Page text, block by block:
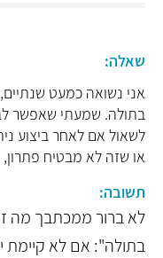
שאלה:
אני נשואה כמעט שנתיים,
בתולה. שמעתי שאפשר
לשאול אם לאחר ביצוע
או שזה לא מבטיח
תשובה:
לא ברור ממכתבך מה
בתולה": אם לא קיימת